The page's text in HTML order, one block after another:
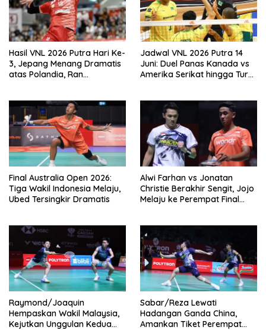
Hasil VNL 2026 Putra Hari Ke-
3, Jepang Menang Dramatis
atas Polandia, Ran
Jadwal VNL 2026 Putra 14
Juni: Duel Panas Kanada vs
Amerika Serikat hingga Turki
Final Australia Open 2026:
Tiga Wakil Indonesia Melaju,
Ubed Tersingkir Dramatis
Alwi Farhan vs Jonatan
Christie Berakhir Sengit, Jojo
Melaju ke Perempat Final
Raymond/Joaquin
Hempaskan Wakil Malaysia,
Kejutkan Unggulan Kedua
Sabar/Reza Lewati
Hadangan Ganda China,
Amankan Tiket Perempat